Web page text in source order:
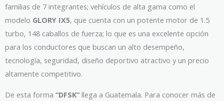
familias de 7 integrantes; vehículos de alta gama como el
modelo GLORY IX5, que cuenta con un potente motor de 1.5
turbo, 148 caballos de fuerza; lo que es una excelente opción
para los conductores que buscan un alto desempeño,
tecnología, seguridad, diseño deportivo atractivo y un precio
altamente competitivo.
De esta forma “DFSK” llega a Guatemala. Para conocer más de